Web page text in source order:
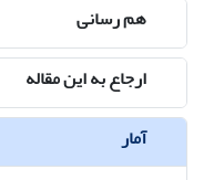
هم رسانی
ارجاع به این مقاله
آمار